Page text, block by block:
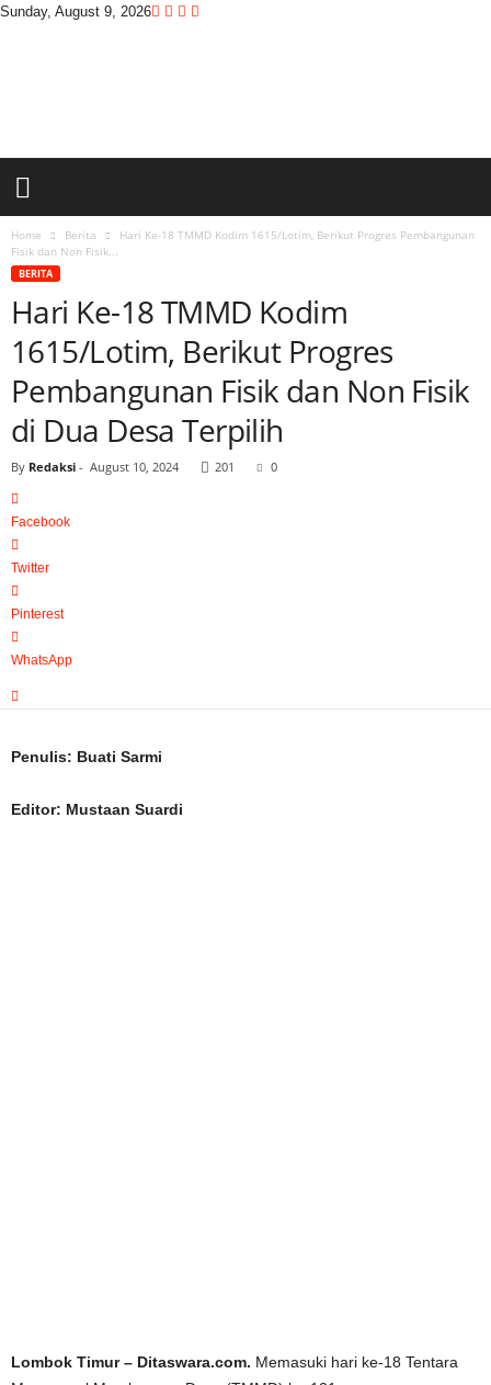
Sunday, August 9, 2026
w
Home Berita
Hari Ke-18 TMMD Kodim 1615/Lotim, Berikut Progres Pembangunan
Fisik dan Non Fisik...
BERITA
Hari Ke-18 TMMD Kodim
1615/Lotim, Berikut Progres
Pembangunan Fisik dan Non Fisik
di Dua Desa Terpilih
By Redaksi - August 10, 2024 201 0
Facebook
Twitter
Pinterest
WhatsApp
Penulis: Buati Sarmi
Editor: Mustaan Suardi
Lombok Timur – Ditaswara.com. Memasuki hari ke-18 Tentara